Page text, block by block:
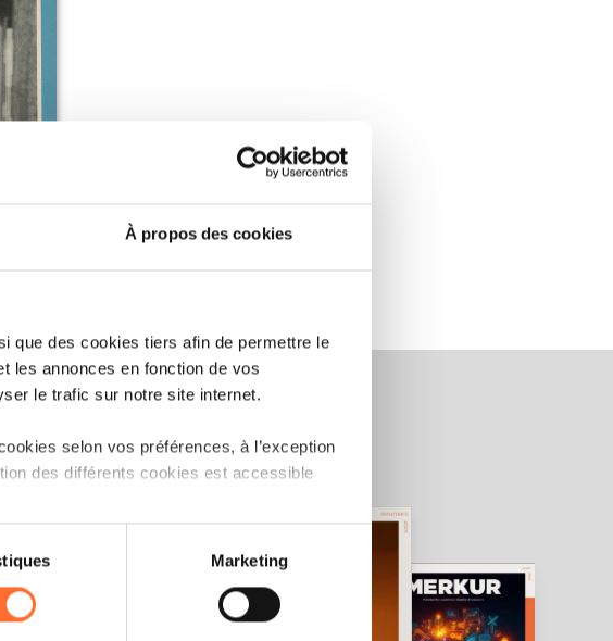
À propos des cookies
que des cookies tiers afin de permettre le
les annonces en fonction de vos
le trafic sur notre site internet.
selon vos préférences, à l’exception
des différents cookies est accessible
de vidéos, partage sur les réseaux
Marketing